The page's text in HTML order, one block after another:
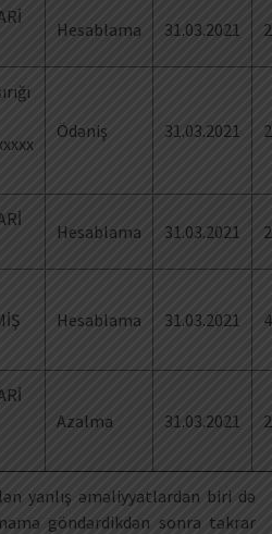
Hesablama 31.03.2021
Ödəniş 31.03.2021
Hesablama 31.03.2021
Hesablama 31.03.2021
Azalma 31.03.2021
yanlış əməliyyatlardan biri də
göndərdikdən sonra təkrar